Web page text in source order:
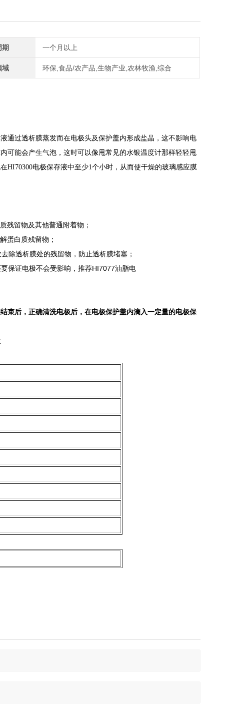
一个月以上
域 环保,食品/农产品,生物产业,农林牧渔,综合
通过透析膜蒸发而在电极头及保护盖内形成盐晶，这不影响电
可能会产生气泡，这时可以像甩常见的水银温度计那样轻轻甩
HI70300电极保存液中至少1个小时，从而使干燥的玻璃感应膜
残留物及其他普通附着物；
蛋白质残留物；
除透析膜处的残留物，防止透析膜堵塞；
保证电极不会受影响，推荐HI7077油脂电
束后，正确清洗电极后，在电极保护盖内滴入一定量的电极保